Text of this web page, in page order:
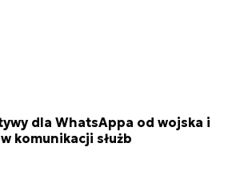
dla WhatsAppa od wojska i
komunikacji służb